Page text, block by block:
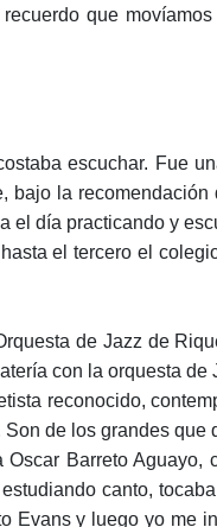
que
escuchar. Fue
bajo la
el día practicando y
el tercero el
de Jazz de
con la orquesta de
reconocido,
de los grandes que
Barreto Aguayo,
canto,
Evans y luego yo me